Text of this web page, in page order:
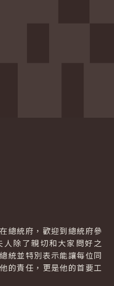
總統府，歡迎到總統府參
除了親切和大家問好之
統並特別表示能讓每位同
的責任，更是他的首要工